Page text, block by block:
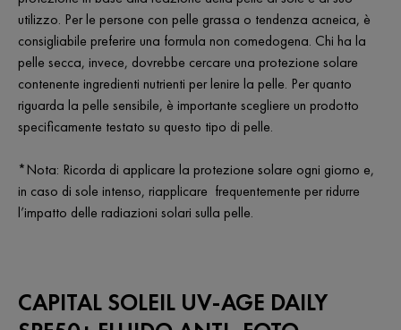
utilizzo. Per le persone con pelle grassa o tendenza acneica, è
consigliabile preferire una formula non comedogena. Chi ha la
pelle secca, invece, dovrebbe cercare una protezione solare
contenente ingredienti nutrienti per lenire la pelle. Per quanto
riguarda la pelle sensibile, è importante scegliere un prodotto
specificamente testato su questo tipo di pelle.
*Nota: Ricorda di applicare la protezione solare ogni giorno e,
in caso di sole intenso, riapplicare frequentemente per ridurre
l’impatto delle radiazioni solari sulla pelle.
CAPITAL SOLEIL UV-AGE DAILY